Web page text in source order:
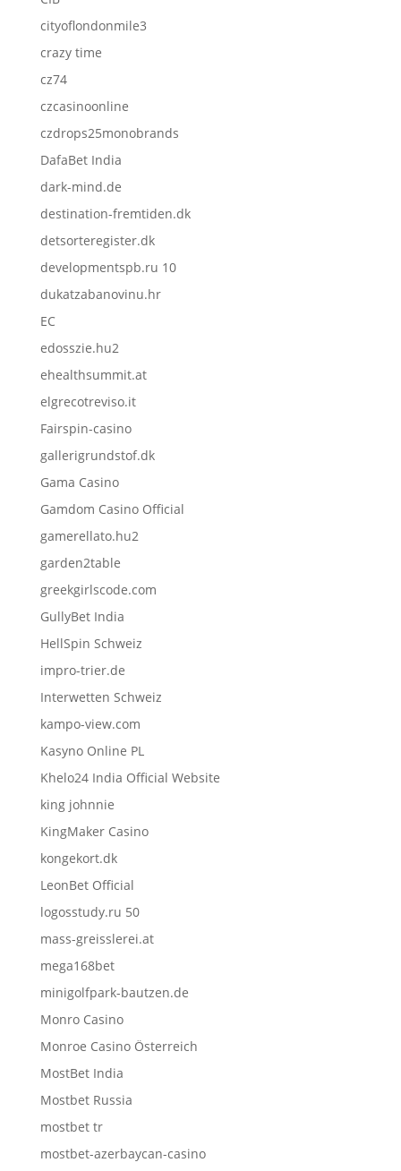
cityoflondonmile3
crazy time
cz74
czcasinoonline
czdrops25monobrands
DafaBet India
dark-mind.de
destination-fremtiden.dk
detsorteregister.dk
developmentspb.ru 10
dukatzabanovinu.hr
EC
edosszie.hu2
ehealthsummit.at
elgrecotreviso.it
Fairspin-casino
gallerigrundstof.dk
Gama Casino
Gamdom Casino Official
gamerellato.hu2
garden2table
greekgirlscode.com
GullyBet India
HellSpin Schweiz
impro-trier.de
Interwetten Schweiz
kampo-view.com
Kasyno Online PL
Khelo24 India Official Website
king johnnie
KingMaker Casino
kongekort.dk
LeonBet Official
logosstudy.ru 50
mass-greisslerei.at
mega168bet
minigolfpark-bautzen.de
Monro Casino
Monroe Casino Österreich
MostBet India
Mostbet Russia
mostbet tr
mostbet-azerbaycan-casino